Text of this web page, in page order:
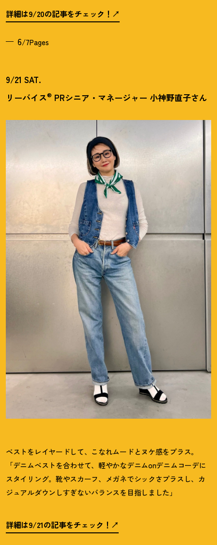
詳細は9/20の記事をチェック ！
6/7Pages
9/21 SAT.
リーバイス® PRシニア・マネージャー 小神野直子さん
ベストをレイヤードして、こなれムードとヌケ感をプラス。
「デニムベストを合わせて、軽やかなデニムonデニムコーデに
スタイリング。靴やスカーフ、メガネでシックさプラスし、カ
ジュアルダウンしすぎないバランスを目指しました」
詳細は9/21の記事をチェック ！